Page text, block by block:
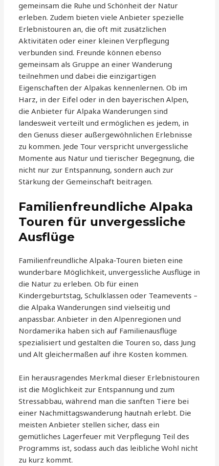
gemeinsam die Ruhe und Schönheit der Natur
erleben. Zudem bieten viele Anbieter spezielle
Erlebnistouren an, die oft mit zusätzlichen
Aktivitäten oder einer kleinen Verpflegung
verbunden sind. Freunde können ebenso
gemeinsam als Gruppe an einer Wanderung
teilnehmen und dabei die einzigartigen
Eigenschaften der Alpakas kennenlernen. Ob im
Harz, in der Eifel oder in den bayerischen Alpen,
die Anbieter für Alpaka Wanderungen sind
landesweit verteilt und ermöglichen es jedem, in
den Genuss dieser außergewöhnlichen Erlebnisse
zu kommen. Jede Tour verspricht unvergessliche
Momente aus Natur und tierischer Begegnung, die
nicht nur zur Entspannung, sondern auch zur
Stärkung der Gemeinschaft beitragen.
Familienfreundliche Alpaka
Touren für unvergessliche
Ausflüge
Familienfreundliche Alpaka-Touren bieten eine
wunderbare Möglichkeit, unvergessliche Ausflüge in
die Natur zu erleben. Ob für einen
Kindergeburtstag, Schulklassen oder Teamevents –
die Alpaka Wanderungen sind vielseitig und
anpassbar. Anbieter in den Alpenregionen und
Nordamerika haben sich auf Familienausflüge
spezialisiert und gestalten die Touren so, dass Jung
und Alt gleichermaßen auf ihre Kosten kommen.
Ein herausragendes Merkmal dieser Erlebnistouren
ist die Möglichkeit zur Entspannung und zum
Stressabbau, während man die sanften Tiere bei
einer Nachmittagswanderung hautnah erlebt. Die
meisten Anbieter stellen sicher, dass ein
gemütliches Lagerfeuer mit Verpflegung Teil des
Programms ist, sodass auch das leibliche Wohl nicht
zu kurz kommt.